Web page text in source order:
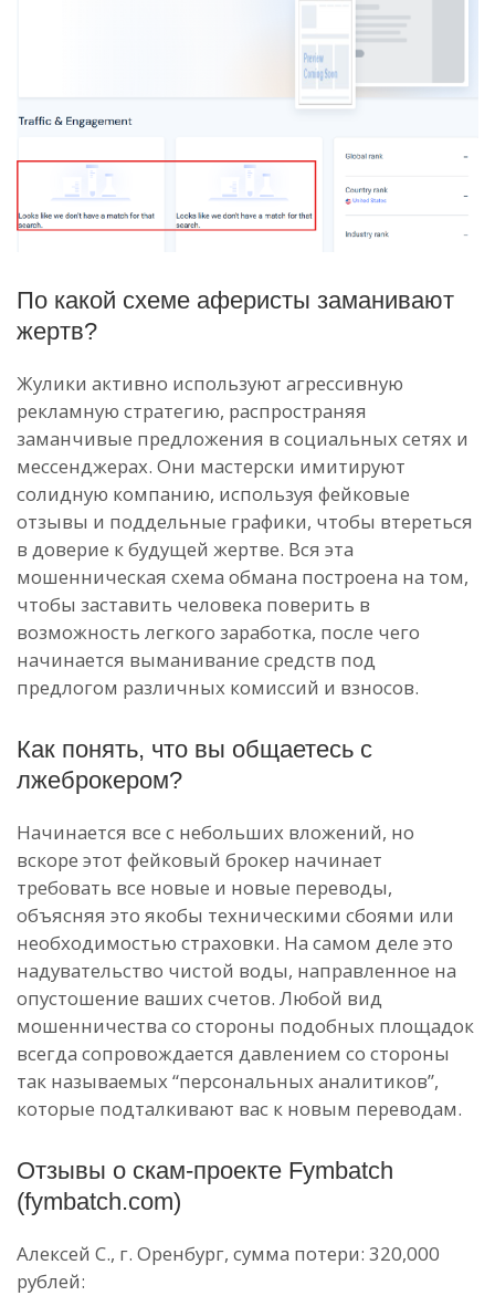
По какой схеме аферисты заманивают
жертв?
Жулики активно используют агрессивную
рекламную стратегию, распространяя
заманчивые предложения в социальных сетях и
мессенджерах. Они мастерски имитируют
солидную компанию, используя фейковые
отзывы и поддельные графики, чтобы втереться
в доверие к будущей жертве. Вся эта
мошенническая схема обмана построена на том,
чтобы заставить человека поверить в
возможность легкого заработка, после чего
начинается выманивание средств под
предлогом различных комиссий и взносов.
Как понять, что вы общаетесь с
лжеброкером?
Начинается все с небольших вложений, но
вскоре этот фейковый брокер начинает
требовать все новые и новые переводы,
объясняя это якобы техническими сбоями или
необходимостью страховки. На самом деле это
надувательство чистой воды, направленное на
опустошение ваших счетов. Любой вид
мошенничества со стороны подобных площадок
всегда сопровождается давлением со стороны
так называемых “персональных аналитиков”,
которые подталкивают вас к новым переводам.
Отзывы о скам-проекте Fymbatch
(fymbatch.com)
Алексей С., г. Оренбург, сумма потери: 320,000
рублей: